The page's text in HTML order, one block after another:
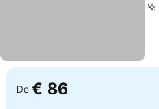
De € 86